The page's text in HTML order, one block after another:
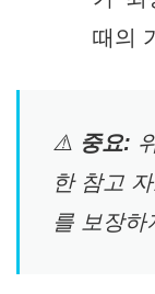
때의
⚠️ 중요:
한 참고
를 보장하